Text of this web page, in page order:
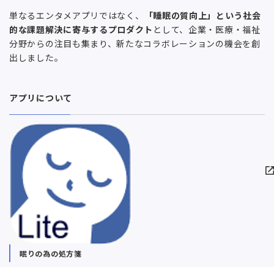
単なるエンタメアプリではなく、
「睡眠の質向上」という社会
的な課題解決に寄与するプロダクト として、企業・医療・福祉
分野からの注目も集まり、新たなコラボレーションの機会を創
出しました。
アプリについて
眠りの為の処方箋